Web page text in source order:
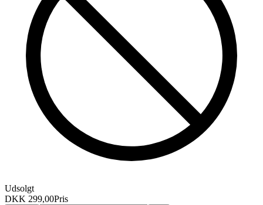
Udsolgt
DKK 299,00Pris